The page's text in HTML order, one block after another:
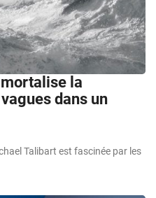
la
dans un
Talibart est fascinée par les